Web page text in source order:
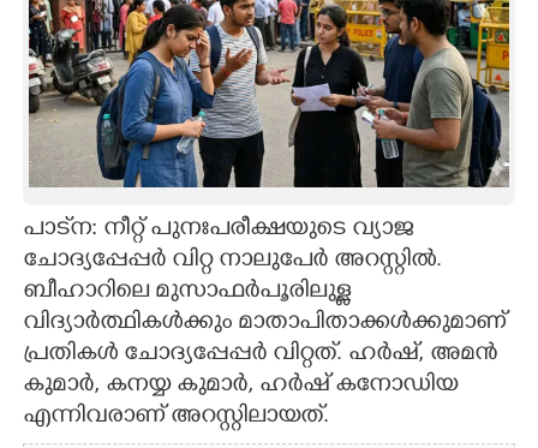
INFO+
ART
ASTRO
CARTOONS
LITERATURE
ZOOM
പാട്‌ന: നീറ്റ് പുനഃപരീക്ഷയുടെ വ്യാജ
ചോദ്യപ്പേപ്പർ വിറ്റ നാലുപേർ അറസ്റ്റിൽ.
ബീഹാറിലെ മുസാഫർപൂരിലുള്ള
വിദ്യാർത്ഥികൾക്കും മാതാപിതാക്കൾക്കുമാണ്
പ്രതികൾ ചോദ്യപ്പേപ്പർ വിറ്റത്. ഹർഷ്, അമൻ
കുമാർ, കനയ്യ കുമാർ, ഹർഷ് കനോഡിയ
എന്നിവരാണ് അറസ്റ്റിലായത്.